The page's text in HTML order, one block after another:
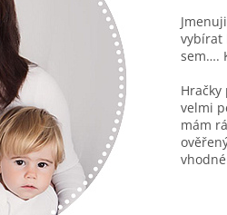
vybírat
sem….
velmi
mám